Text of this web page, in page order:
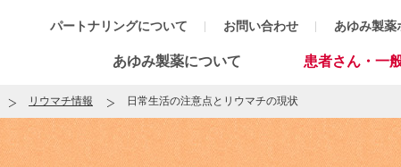
パートナリングについて お問い合わせ あゆみ製薬
あゆみ製薬について 患者さん・一
リウマチ情報 日常生活の注意点とリウマチの現状